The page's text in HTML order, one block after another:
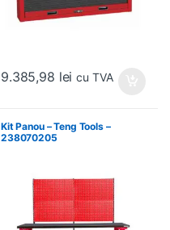
9.385,98 lei cu TVA
Kit Panou – Teng Tools –
238070205